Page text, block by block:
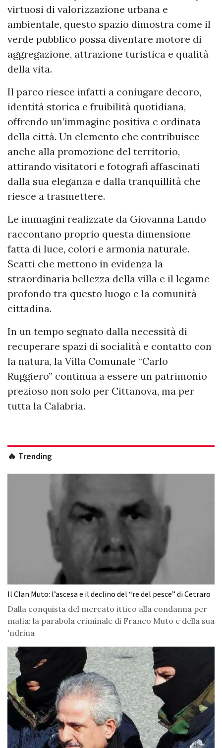
virtuosi di valorizzazione urbana e
ambientale, questo spazio dimostra come il
verde pubblico possa diventare motore di
aggregazione, attrazione turistica e qualità
della vita.
Il parco riesce infatti a coniugare decoro,
identità storica e fruibilità quotidiana,
offrendo un’immagine positiva e ordinata
della città. Un elemento che contribuisce
anche alla promozione del territorio,
attirando visitatori e fotografi affascinati
dalla sua eleganza e dalla tranquillità che
riesce a trasmettere.
Le immagini realizzate da Giovanna Lando
raccontano proprio questa dimensione
fatta di luce, colori e armonia naturale.
Scatti che mettono in evidenza la
straordinaria bellezza della villa e il legame
profondo tra questo luogo e la comunità
cittadina.
In un tempo segnato dalla necessità di
recuperare spazi di socialità e contatto con
la natura, la Villa Comunale “Carlo
Ruggiero” continua a essere un patrimonio
prezioso non solo per Cittanova, ma per
tutta la Calabria.
🔥 Trending
Il Clan Muto: l’ascesa e il declino del “re del pesce” di Cetraro
Dalla conquista del mercato ittico alla condanna per
mafia: la parabola criminale di Franco Muto e della sua
'ndrina